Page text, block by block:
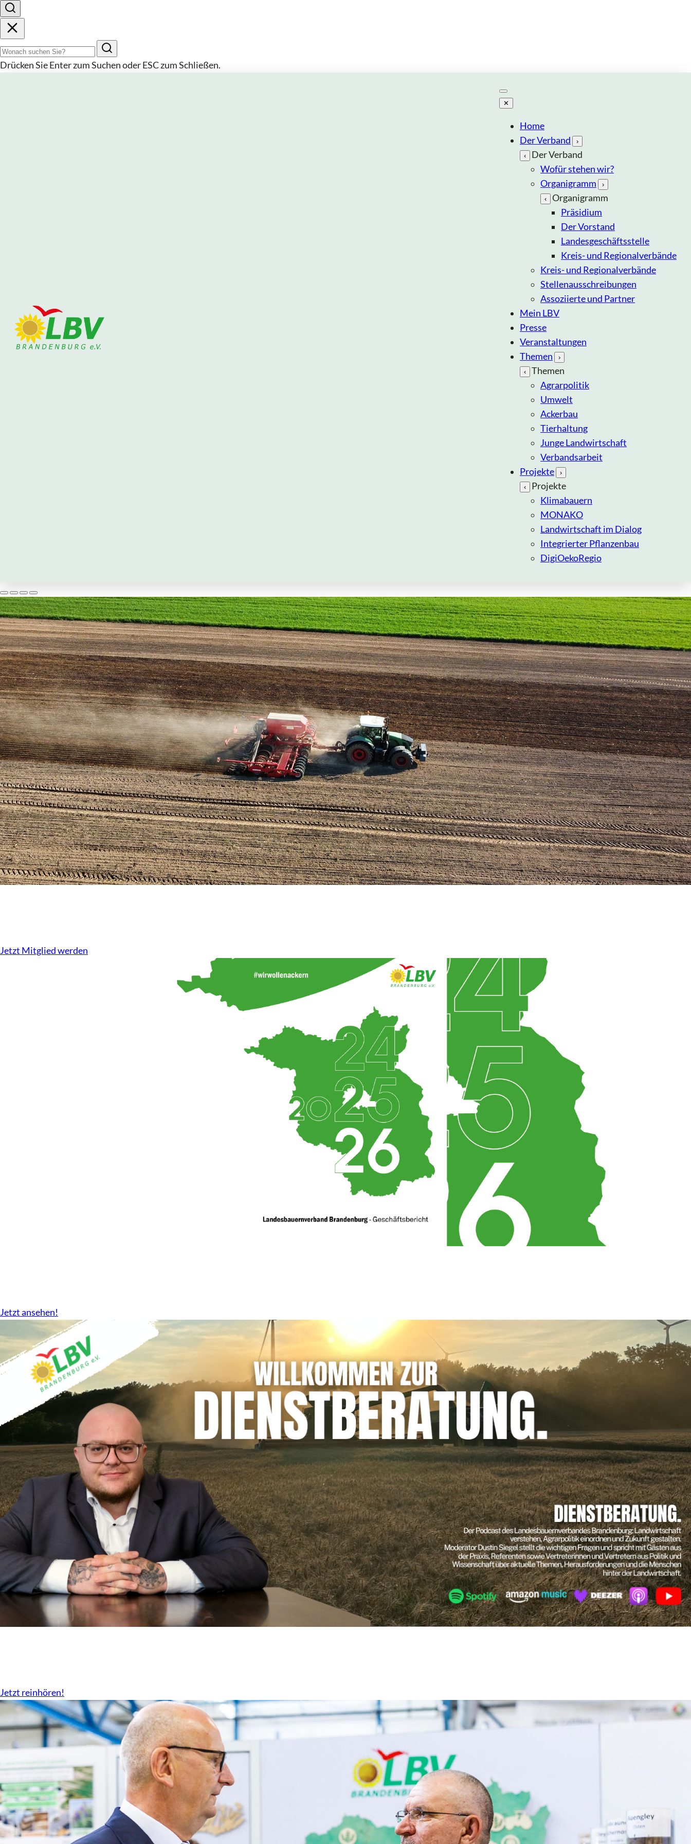
Suchbegriff
Drücken SieEnterzum Suchen oderESCzum Schließen.
✕
Home
Der Verband
›
‹
Der Verband
Wofür stehen wir?
Organigramm
›
‹
Organigramm
Präsidium
Der Vorstand
Landesgeschäftsstelle
Kreis- und Regionalverbände
Kreis- und Regionalverbände
Stellenausschreibungen
Assoziierte und Partner
Mein LBV
Presse
Veranstaltungen
Themen
›
‹
Themen
Agrarpolitik
Umwelt
Ackerbau
Tierhaltung
Junge Landwirtschaft
Verbandsarbeit
Projekte
›
‹
Projekte
Klimabauern
MONAKO
Landwirtschaft im Dialog
Integrierter Pflanzenbau
DigiOekoRegio
Jetzt Mitglied werden
Jetzt ansehen!
Jetzt reinhören!